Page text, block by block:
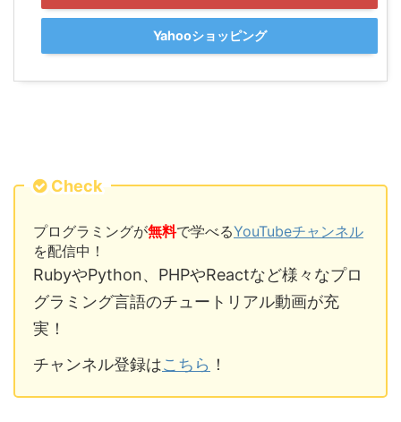
Yahooショッピング
Check
プログラミングが無料で学べるYouTubeチャンネル
を配信中！
RubyやPython、PHPやReactなど様々なプロ
グラミング言語のチュートリアル動画が充
実！
チャンネル登録はこちら ！